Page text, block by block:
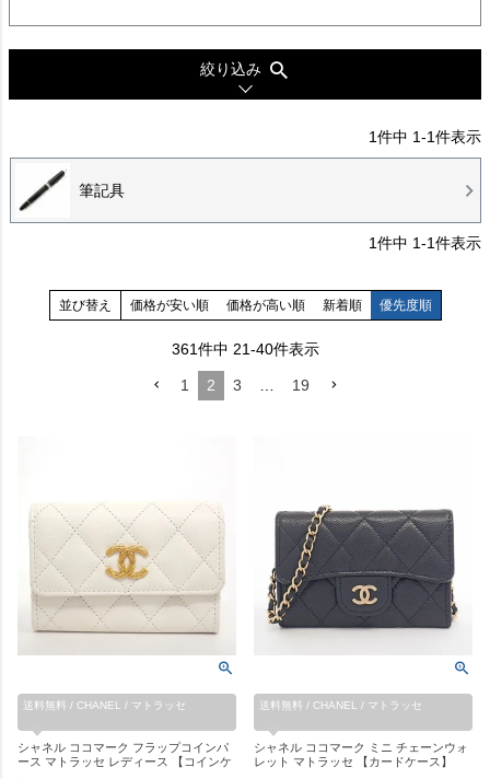
絞り込み
1件中 1-1件表示
筆記具
1件中 1-1件表示
並び替え 価格が安い順 価格が高い順 新着順 優先度順
361件中 21-40件表示
1 2 3 … 19
送料無料 / CHANEL / マトラッセ
シャネル ココマーク フラップコインパ
ース マトラッセ レディース 【コインケ
送料無料 / CHANEL / マトラッセ
シャネル ココマーク ミニ チェーンウォ
レット マトラッセ 【カードケース】